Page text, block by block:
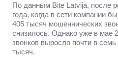
По данным Bite Latvija, после
года, когда в сети компании
405 тысяч мошеннических
снизилось. Однако уже в мае
звонков выросло почти в
тысяч.